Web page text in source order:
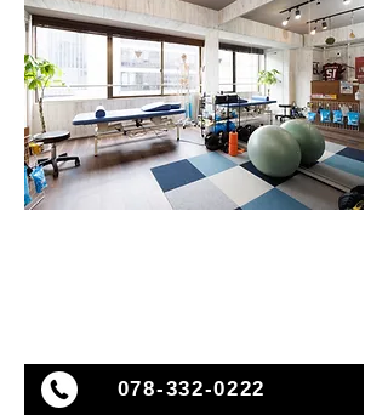
078-332-0222